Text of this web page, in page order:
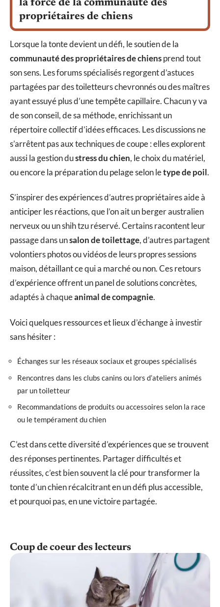
la force de la communauté des
propriétaires de chiens
Lorsque la tonte devient un défi, le soutien de la
communauté des propriétaires de chiensprend tout
son sens. Les forums spécialisés regorgent d’astuces
partagées par des toiletteurs chevronnés ou des maîtres
ayant essuyé plus d’une tempête capillaire. Chacun y va
de son conseil, de sa méthode, enrichissant un
répertoire collectif d’idées efficaces. Les discussions ne
s’arrêtent pas aux techniques de coupe : elles explorent
aussi la gestion dustress du chien, le choix du matériel,
ou encore la préparation du pelage selon letype de poil.
S’inspirer des expériences d’autres propriétaires aide à
anticiper les réactions, que l’on ait un berger australien
nerveux ou un shih tzu réservé. Certains racontent leur
passage dans unsalon de toilettage, d’autres partagent
volontiers photos ou vidéos de leurs propres sessions
maison, détaillant ce qui a marché ou non. Ces retours
d’expérience offrent un panel de solutions concrètes,
adaptés à chaqueanimal de compagnie.
Voici quelques ressources et lieux d’échange à investir
sans hésiter :
Échanges sur les réseaux sociaux et groupes spécialisés
Rencontres dans les clubs canins ou lors d’ateliers animés
par un toiletteur
Recommandations de produits ou accessoires selon la race
ou le tempérament du chien
C’est dans cette diversité d’expériences que se trouvent
des réponses pertinentes. Partager difficultés et
réussites, c’est bien souvent la clé pour transformer la
tonte d’un chien récalcitrant en un défi plus accessible,
et pourquoi pas, en une victoire partagée.
Coup de coeur des lecteurs